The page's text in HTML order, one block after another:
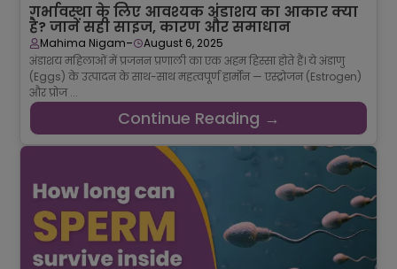
गर्भावस्था के लिए आवश्यक अंडाशय का आकार क्या
है? जानें सही साइज, कारण और समाधान
Mahima Nigam-
August 6, 2025
अंडाशय महिलाओं में प्रजनन प्रणाली का एक अहम हिस्सा होते हैं। ये अंडाणु
(Eggs) के उत्पादन के साथ-साथ महत्वपूर्ण हार्मोन — एस्ट्रोजन (Estrogen)
और प्रोज ...
Continue Reading →